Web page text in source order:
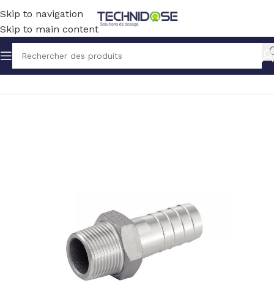
Skip to navigation
Skip to main content
Accueil TUYAUX ET RACCORDS RACCORDS INOX